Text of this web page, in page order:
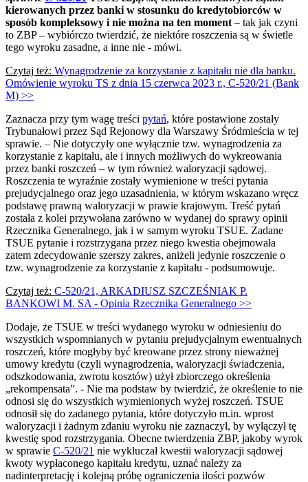
kierowanych przez banki w stosunku do kredytobiorców w
sposób kompleksowy i nie można na ten moment – tak jak czyni
to ZBP – wybiórczo twierdzić, że niektóre roszczenia są w świetle
tego wyroku zasadne, a inne nie - mówi.
Czytaj też: Wynagrodzenie za korzystanie z kapitału nie dla banku.
Omówienie wyroku TS z dnia 15 czerwca 2023 r., C-520/21 (Bank
M) >>
Zaznacza przy tym wagę treści pytań, które postawione zostały
Trybunałowi przez Sąd Rejonowy dla Warszawy Śródmieścia w tej
sprawie. – Nie dotyczyły one wyłącznie tzw. wynagrodzenia za
korzystanie z kapitału, ale i innych możliwych do wykreowania
przez banki roszczeń – w tym również waloryzacji sądowej.
Roszczenia te wyraźnie zostały wymienione w treści pytania
prejudycjalnego oraz jego uzasadnienia, w którym wskazano wręcz
podstawę prawną waloryzacji w prawie krajowym. Treść pytań
została z kolei przywołana zarówno w wydanej do sprawy opinii
Rzecznika Generalnego, jak i w samym wyroku TSUE. Zadane
TSUE pytanie i rozstrzygana przez niego kwestia obejmowała
zatem zdecydowanie szerszy zakres, aniżeli jedynie roszczenie o
tzw. wynagrodzenie za korzystanie z kapitału - podsumowuje.
Czytaj też: C-520/21, ARKADIUSZ SZCZEŚNIAK P.
BANKOWI M. SA - Opinia Rzecznika Generalnego >>
Dodaje, że TSUE w treści wydanego wyroku w odniesieniu do
wszystkich wspomnianych w pytaniu prejudycjalnym ewentualnych
roszczeń, które mogłyby być kreowane przez strony nieważnej
umowy kredytu (czyli wynagrodzenia, waloryzacji świadczenia,
odszkodowania, zwrotu kosztów) użył zbiorczego określenia
„rekompensata”. - Nie ma podstaw by twierdzić, że określenie to nie
odnosi się do wszystkich wymienionych wyżej roszczeń. TSUE
odnosił się do zadanego pytania, które dotyczyło m.in. wprost
waloryzacji i żadnym zdaniu wyroku nie zaznaczył, by wyłączył tę
kwestię spod rozstrzygania. Obecne twierdzenia ZBP, jakoby wyrok
w sprawie C-520/21 nie wykluczał kwestii waloryzacji sądowej
kwoty wypłaconego kapitału kredytu, uznać należy za
nadinterpretację i kolejną próbę ograniczenia ilości pozwów